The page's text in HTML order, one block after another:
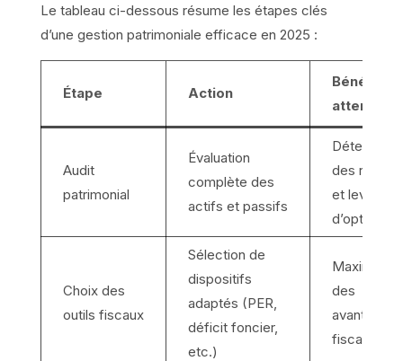
Le tableau ci-dessous résume les étapes clés
d’une gestion patrimoniale efficace en 2025 :
Étape Action
Bénéfice
attendu
Audit
patrimonial
Évaluation
complète des
actifs et passifs
Détection
des risques
et leviers
Choix des
outils fiscaux
Sélection de
dispositifs
adaptés (PER,
déficit foncier,
etc.)
des
avantages
fiscaux